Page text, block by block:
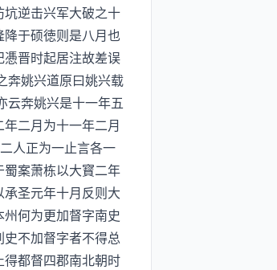
逆击兴军大破之十
于硕徳则是八月也
晋时起居注故差误
奔姚兴道原曰姚兴载
云奔姚兴是十一年五
二月为十一年二月
人正为一止言各一
案萧栋以大寳二年
圣元年十月反则大
何为更加督字南史
不加督字者不得总
都督四郡南北朝时